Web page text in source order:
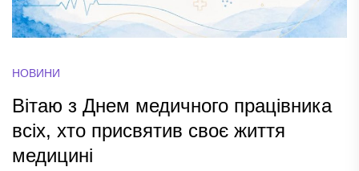
НОВИНИ
Вітаю з Днем медичного працівника
всіх, хто присвятив своє життя
медицині